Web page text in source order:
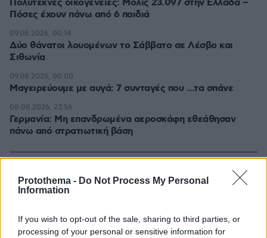
Protothema - Do Not Process My Personal
Information
If you wish to opt-out of the sale, sharing to third parties, or
processing of your personal or sensitive information for
Πολύτεκνες οικογένειες: Μόλις 23.097 στην Ελλάδα –
Πόσες έχουν πάνω από 6 παιδιά
Δύο θάνατοι λουομένων το Σάββατο σε Λέσβο και
Σιθωνία
09.08.2026, 00:14
Μαγειρεύουμε με αυγά: 7 συνταγές που …τα σπάνε
09.08.2026, 00:00
Γερμανία: Μη επανδρωμένα αεροσκάφη εθεάθησαν
πάνω από στρατιωτική βάση
08.08.2026, 23:56
ΤΑ ΠΙΟ ΔΗΜΟΦΙΛΗ